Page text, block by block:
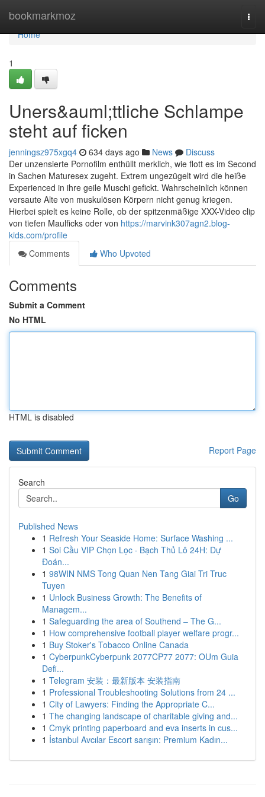
bookmarkmoz
Home
Home
1
Uners&auml;ttliche Schlampe
steht auf ficken
jenningsz975xgq4 634 days ago News
Discuss
Der unzensierte Pornofilm enthüllt merklich, wie flott es im Second
in Sachen Maturesex zugeht. Extrem ungezügelt wird die heiße
Experienced in ihre geile Muschi gefickt. Wahrscheinlich können
versaute Alte von muskulösen Körpern nicht genug kriegen.
Hierbei spielt es keine Rolle, ob der spitzenmäßige XXX-Video clip
von tiefen Maulficks oder von https://marvink307agn2.blog-
kids.com/profile
Comments
Who Upvoted
Comments
Submit a Comment
No HTML
HTML is disabled
Report Page
Search
Go
Published News
1 Refresh Your Seaside Home: Surface Washing ...
1 Soi Cầu VIP Chọn Lọc · Bạch Thủ Lô 24H: Dự
Đoán...
1 98WIN NMS Tong Quan Nen Tang Giai Tri Truc
Tuyen
1 Unlock Business Growth: The Benefits of
Managem...
1 Safeguarding the area of Southend – The G...
1 How comprehensive football player welfare progr...
1 Buy Stoker's Tobacco Online Canada
1 CyberpunkCyberpunk 2077CP77 2077: OUm Guia
Defi...
1 Telegram 安装：最新版本 安装指南
1 Professional Troubleshooting Solutions from 24 ...
1 City of Lawyers: Finding the Appropriate C...
1 The changing landscape of charitable giving and...
1 Cmyk printing paperboard and eva inserts in cus...
1 İstanbul Avcılar Escort sarışın: Premium Kadın...